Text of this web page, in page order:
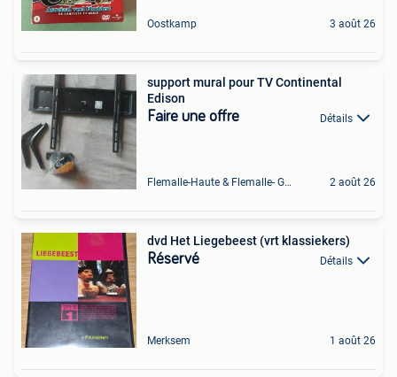
Oostkamp 3 août 26
support mural pour TV Continental
Edison
Faire une offre Détails
Flemalle-Haute & Flemalle- Grande & Partie Awirs 2 août 26
dvd Het Liegebeest (vrt klassiekers)
Réservé Détails
Merksem 1 août 26